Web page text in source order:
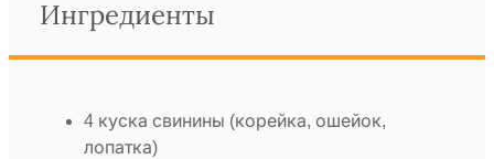
Ингредиенты
4 куска свинины (корейка, ошейок,
лопатка)